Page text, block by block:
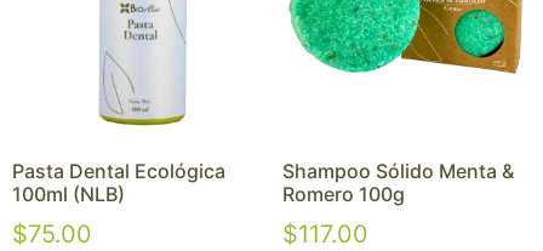
Pasta Dental Ecológica
100ml (NLB)
$75.00
Shampoo Sólido Menta &
Romero 100g
$117.00